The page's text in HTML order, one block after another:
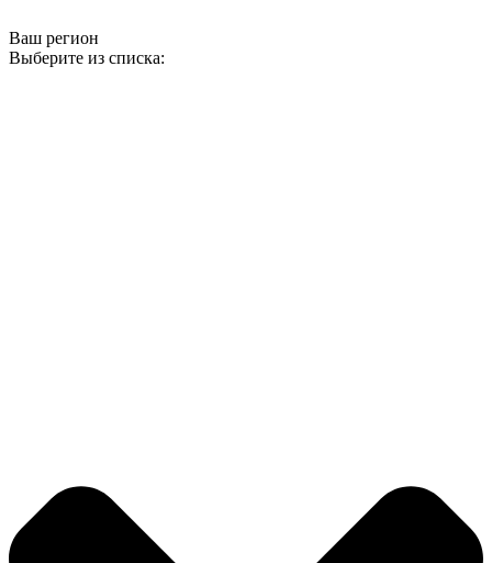
Ваш регион
Выберите из списка: